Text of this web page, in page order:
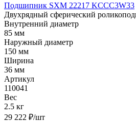
Подшипник SXM 22217 KCCC3W33
Двухрядный сферический
Внутренний диаметр
85 мм
Наружный диаметр
150 мм
Ширина
36 мм
Артикул
110041
Вес
2.5 кг
29 222 ₽/шт